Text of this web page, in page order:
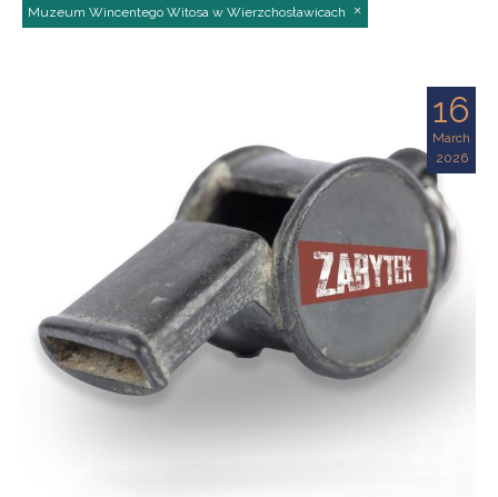
Muzeum Wincentego Witosa w Wierzchosławicach
16
March
2026